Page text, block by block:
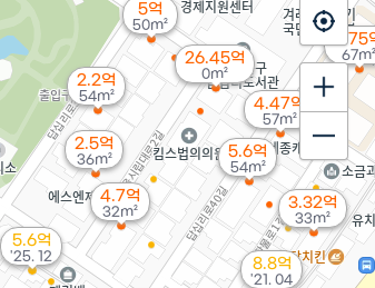
2.5억
36m²
2.2억
54m²
5.6억
'25. 12
4.7억
32m²
26.45억
0m²
5억
50m²
5.75
67m²
3.32억
33m²
5.6억
54m²
8.8억
'21. 04
4.47억
57m²